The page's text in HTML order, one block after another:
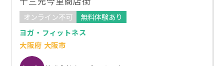
オンライン不可
無料体験あり
ヨガ・フィットネス
大阪府 大阪市